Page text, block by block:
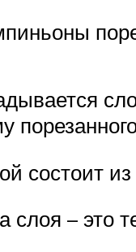
состоит
– это